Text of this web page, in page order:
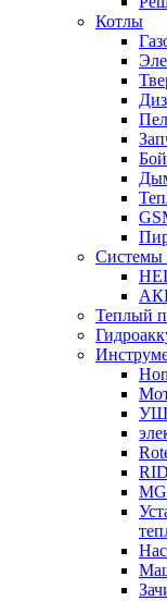
Котлы
Системы
Теплый